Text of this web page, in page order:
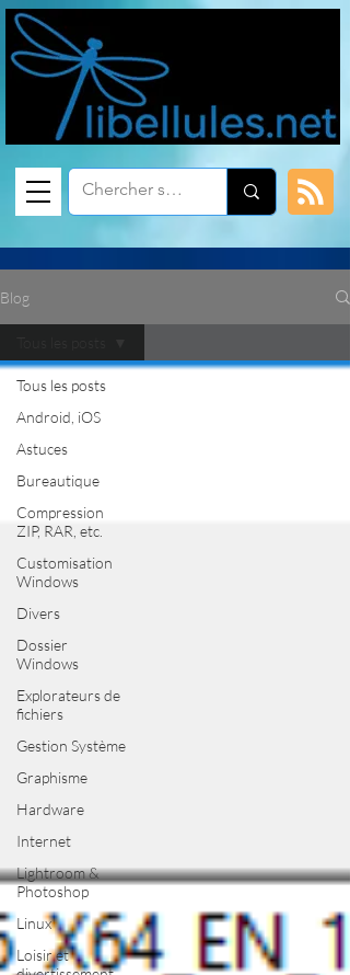
Blog
Tous les posts
Android, iOS
Astuces
Bureautique
Compression
ZIP, RAR, etc.
Customisation
Windows
Divers
Dossier
Windows
Explorateurs de
fichiers
Gestion Système
Graphisme
Hardware
Internet
Lightroom &
Photoshop
Linux
Loisir et